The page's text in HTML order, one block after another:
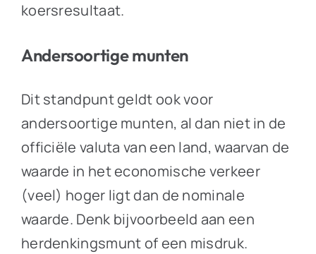
koersresultaat.
Andersoortige munten
Dit standpunt geldt ook voor
andersoortige munten, al dan niet in de
officiële valuta van een land, waarvan de
waarde in het economische verkeer
(veel) hoger ligt dan de nominale
waarde. Denk bijvoorbeeld aan een
herdenkingsmunt of een misdruk.